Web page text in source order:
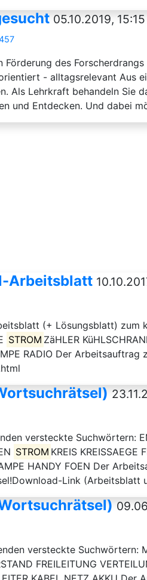
05.10.2019,
des
- alltagsrelevant Aus
Als Lehrkraft behandeln Sie
und Entdecken. Und dabei
Arbeitsblatt
(+ Lösungsblatt) zum
STROM ZäHLER
RADIO Der
versteckte Suchwörtern:
STROM KREIS KREISSAEGE
HANDY FOEN Der
Link (Arbeitsblatt
versteckte Suchwörtern:
FREILEITUNG